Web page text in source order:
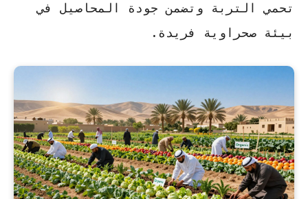
تحمي التربة وتضمن جودة المحاصيل في
بيئة صحراوية فريدة.